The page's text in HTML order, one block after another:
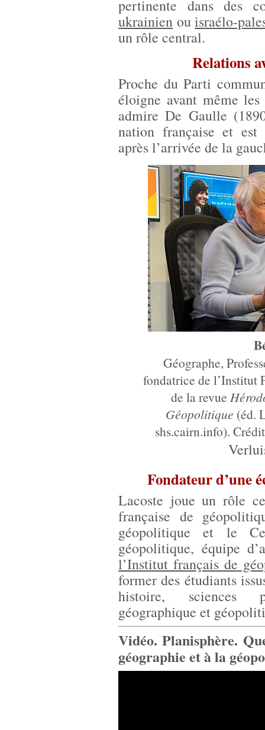
pertinente dans des
ukrainien ouisraélo-
un rôle central.
Relations
Proche du Parti
éloigne avant même
admire De Gaulle
nation française et
après l’arrivée de la
Géographe,
fondatrice de l’Institut
de la revue
Géopolitique (éd.
shs.cairn.info).
Fondateur d’une
Lacoste joue un rôle
française de
géopolitique et le
géopolitique, équipe
l’Institut français de
former des étudiants
histoire, sciences
géographique et
Vidéo. Planisphère.
géographie et à la